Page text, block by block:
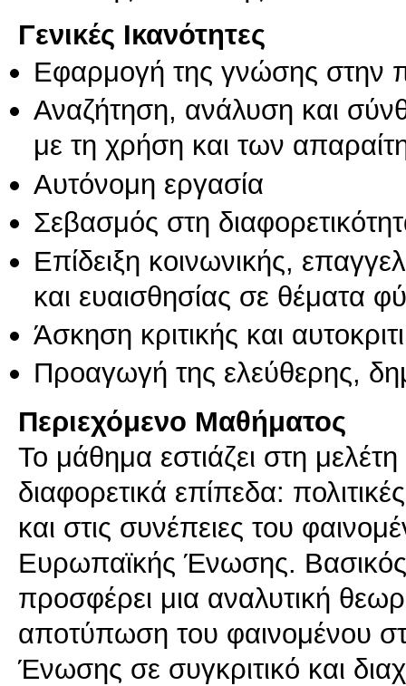
Γενικές Ικανότητες
Εφαρμογή της γνώσης στην
Αναζήτηση, ανάλυση και
με τη χρήση και των
Αυτόνομη εργασία
Σεβασμός στη
Επίδειξη κοινωνικής,
και ευαισθησίας σε θέματα
Άσκηση κριτικής και
Προαγωγή της ελεύθερης,
Περιεχόμενο Μαθήματος
Το μάθημα εστιάζει στη
διαφορετικά επίπεδα:
και στις συνέπειες του
Ευρωπαϊκής Ένωσης. Βασικός
προσφέρει μια αναλυτική
αποτύπωση του φαινομένου
Ένωσης σε συγκριτικό και